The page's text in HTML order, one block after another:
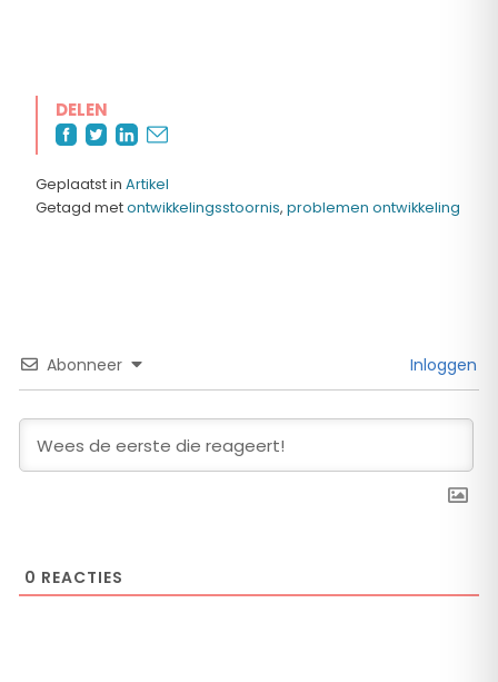
DELEN
Geplaatst in Artikel
Getagd metontwikkelingsstoornis, problemen ontwikkeling
Abonneer Inloggen
0 REACTIES